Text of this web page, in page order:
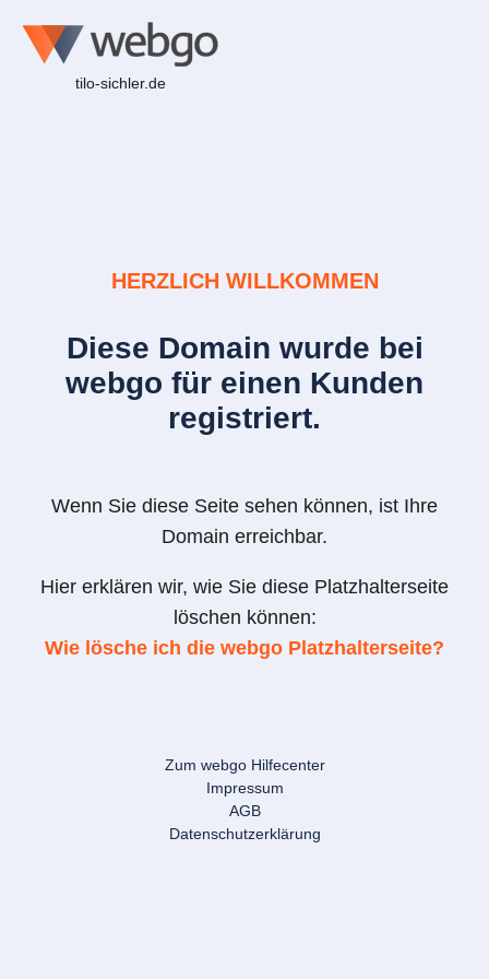
tilo-sichler.de
HERZLICH WILLKOMMEN
Diese Domain wurde bei
webgo für einen Kunden
registriert.
Wenn Sie diese Seite sehen können, ist Ihre
Domain erreichbar.
Hier erklären wir, wie Sie diese Platzhalterseite
löschen können:
Wie lösche ich die webgo Platzhalterseite?
Zum webgo Hilfecenter
Impressum
AGB
Datenschutzerklärung